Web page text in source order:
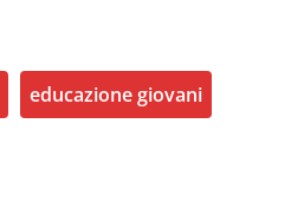
educazione giovani